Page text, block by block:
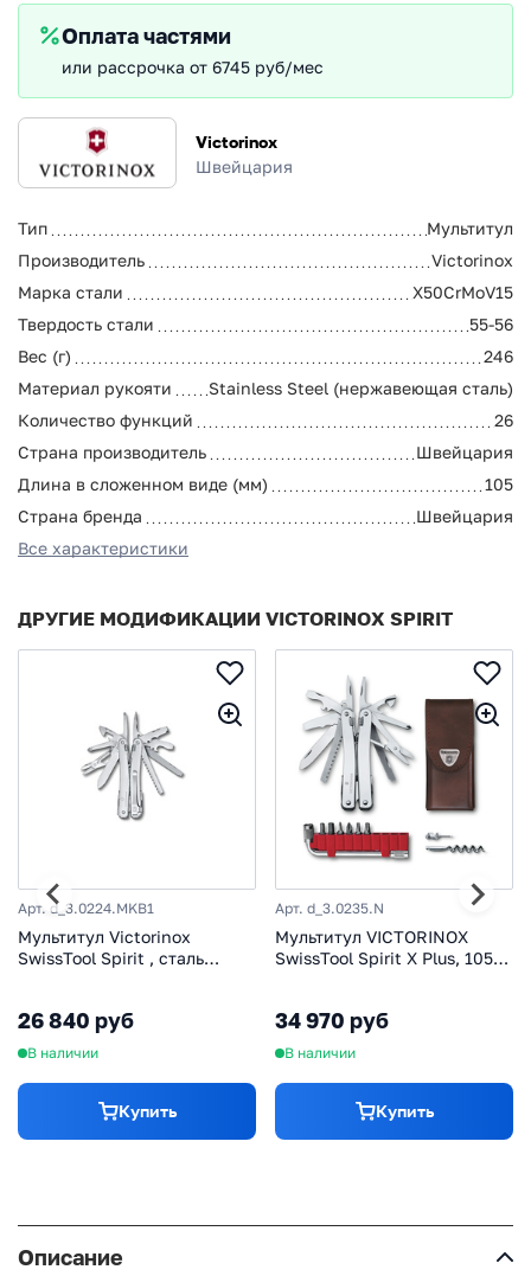
Victorinox
Швейцария
Тип
Мультитул
Производитель
Victorinox
Марка стали
X50CrMoV15
Твердость стали
55-56
Вес (г)
246
Материал рукояти
Stainless Steel (нержавеющая сталь)
Количество функций
26
Страна производитель
Швейцария
Длина в сложенном виде (мм)
105
Страна бренда
Швейцария
Все характеристики
Оплата частями
или рассрочка от 6745 руб/мес
ДРУГИЕ МОДИФИКАЦИИ VICTORINOX SPIRIT
Арт. d_3.0224.MKB1
Мультитул Victorinox
SwissTool Spirit , сталь
26 840 руб
В наличии
Купить
Арт. d_3.0235.N
Мультитул VICTORINOX
SwissTool Spirit X Plus, 105
34 970 руб
В наличии
Купить
Описание